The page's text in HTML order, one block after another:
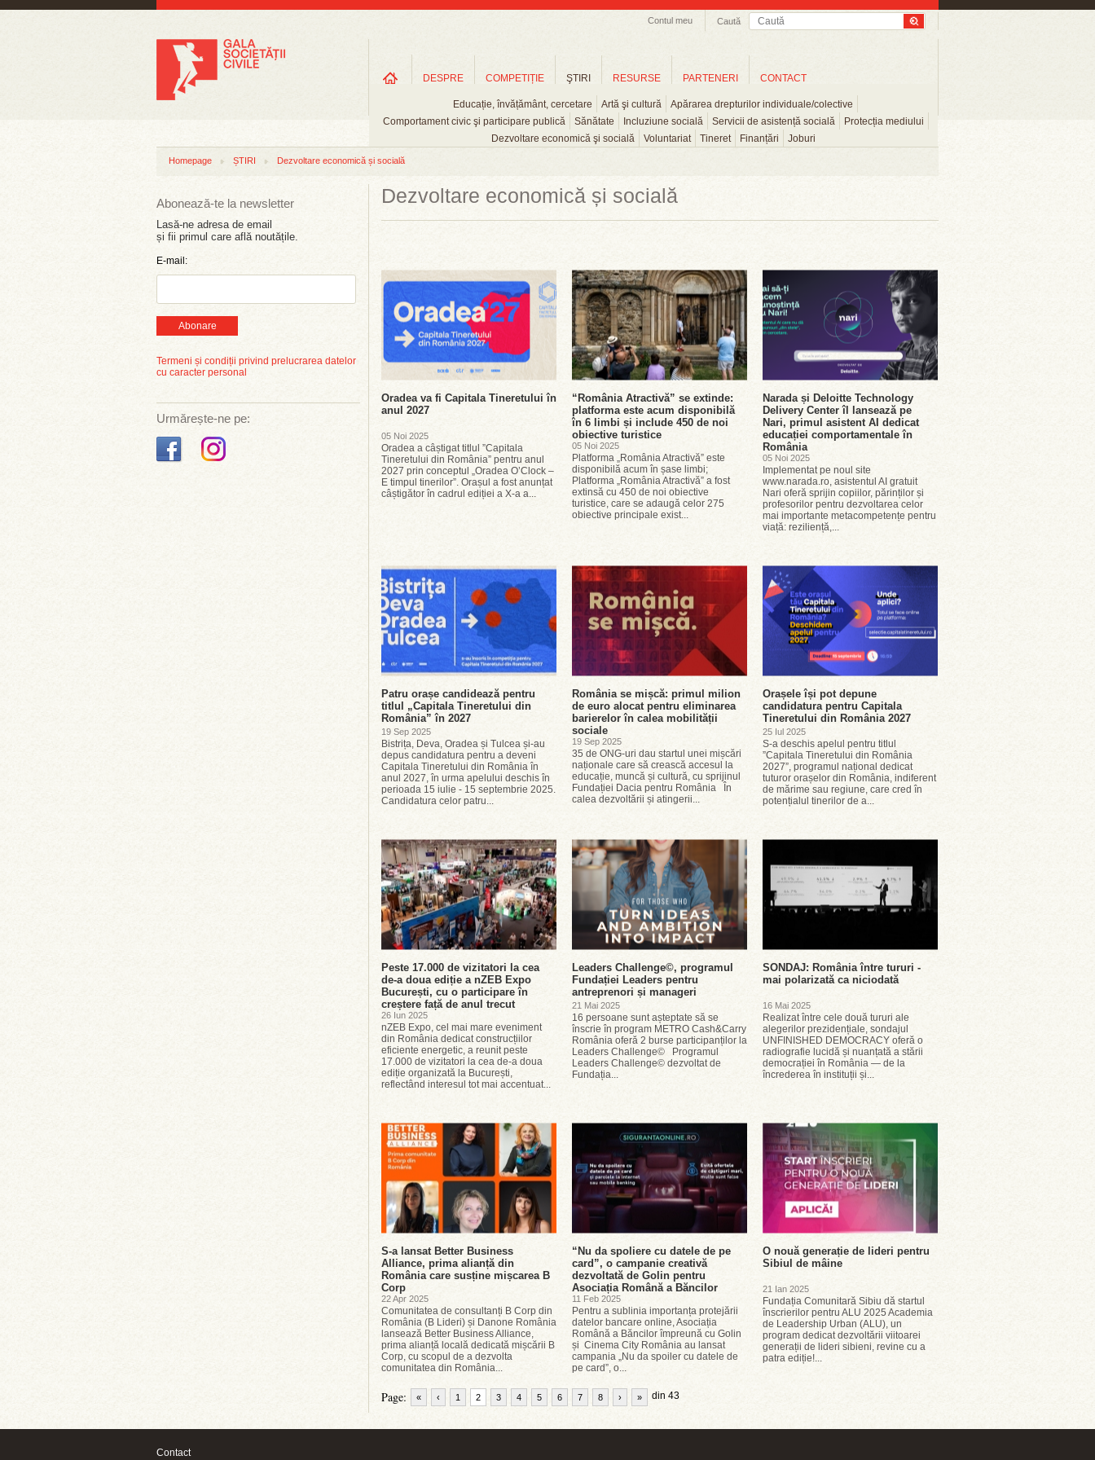
Caută
Contul meu
DESPRE COMPETIȚIE ŞTIRI
Educație, învățământ, cercetare Artă şi cultură
Apărarea drepturilor individuale/colective
Comportament civic şi participare publică
Sănătate Incluziune socială Servicii de asistență socială
Protecția mediului
Dezvoltare economică şi socială
Voluntariat Tineret Finanțări Joburi
RESURSE PARTENERI CONTACT
Homepage ȘTIRI Dezvoltare economică și socială
Abonează-te la newsletter
Lasă-ne adresa de email
și fii primul care află noutățile.
E-mail:
Abonare
Termeni și condiții privind prelucrarea datelor
cu caracter personal
Urmărește-ne pe:
Dezvoltare economică și socială
Oradea va fi Capitala Tineretului în
anul 2027
05 Noi 2025
Oradea a câștigat titlul ”Capitala
Tineretului din România” pentru anul
2027 prin conceptul „Oradea O’Clock –
E timpul tinerilor”. Orașul a fost anunțat
câștigător în cadrul ediției a X-a a...
“România Atractivă” se extinde:
platforma este acum disponibilă
în 6 limbi și include 450 de noi
obiective turistice
05 Noi 2025
Platforma „România Atractivă” este
disponibilă acum în șase limbi;
Platforma „România Atractivă” a fost
extinsă cu 450 de noi obiective
turistice, care se adaugă celor 275
obiective principale exist...
Narada și Deloitte Technology
Delivery Center îl lansează pe
Nari, primul asistent AI dedicat
educației comportamentale în
România
05 Noi 2025
Implementat pe noul site
www.narada.ro, asistentul AI gratuit
Nari oferă sprijin copiilor, părinților și
profesorilor pentru dezvoltarea celor
mai importante metacompetențe pentru
viață: reziliență,...
Patru orașe candidează pentru
titlul „Capitala Tineretului din
România” în 2027
19 Sep 2025
Bistrița, Deva, Oradea și Tulcea și-au
depus candidatura pentru a deveni
Capitala Tineretului din România în
anul 2027, în urma apelului deschis în
perioada 15 iulie - 15 septembrie 2025.
Candidatura celor patru...
România se mișcă: primul milion
de euro alocat pentru eliminarea
barierelor în calea mobilității
sociale
19 Sep 2025
35 de ONG-uri dau startul unei mișcări
naționale care să crească accesul la
educație, muncă și cultură, cu sprijinul
Fundației Dacia pentru România În
calea dezvoltării și atingerii...
Orașele își pot depune
candidatura pentru Capitala
Tineretului din România 2027
25 Iul 2025
S-a deschis apelul pentru titlul
”Capitala Tineretului din România
2027”, programul național dedicat
tuturor orașelor din România, indiferent
de mărime sau regiune, care cred în
potențialul tinerilor de a...
Peste 17.000 de vizitatori la cea
de-a doua ediție a nZEB Expo
București, cu o participare în
creștere față de anul trecut
26 Iun 2025
nZEB Expo, cel mai mare eveniment
din România dedicat construcțiilor
eficiente energetic, a reunit peste
17.000 de vizitatori la cea de-a doua
ediție organizată la București,
reflectând interesul tot mai accentuat...
Leaders Challenge©, programul
Fundației Leaders pentru
antreprenori și manageri
21 Mai 2025
16 persoane sunt așteptate să se
înscrie în program METRO Cash&Carry
România oferă 2 burse participanților la
Leaders Challenge© Programul
Leaders Challenge© dezvoltat de
Fundația...
SONDAJ: România între tururi -
mai polarizată ca niciodată
16 Mai 2025
Realizat între cele două tururi ale
alegerilor prezidențiale, sondajul
UNFINISHED DEMOCRACY oferă o
radiografie lucidă și nuanțată a stării
democrației în România — de la
încrederea în instituții și...
S-a lansat Better Business
Alliance, prima alianță din
România care susține mișcarea B
Corp
22 Apr 2025
Comunitatea de consultanți B Corp din
România (B Lideri) și Danone România
lansează Better Business Alliance,
prima alianță locală dedicată mișcării B
Corp, cu scopul de a dezvolta
comunitatea din România...
“Nu da spoliere cu datele de pe
card”, o campanie creativă
dezvoltată de Golin pentru
Asociația Română a Băncilor
11 Feb 2025
Pentru a sublinia importanța protejării
datelor bancare online, Asociația
Română a Băncilor împreună cu Golin
și Cinema City România au lansat
campania „Nu da spoiler cu datele de
pe card”, o...
O nouă generație de lideri pentru
Sibiul de mâine
21 Ian 2025
Fundația Comunitară Sibiu dă startul
înscrierilor pentru ALU 2025 Academia
de Leadership Urban (ALU), un
program dedicat dezvoltării viitoarei
generații de lideri sibieni, revine cu a
patra ediție!...
Page: « ‹ 1 2 3 4 5 6 7 8 din 43
› »
Contact